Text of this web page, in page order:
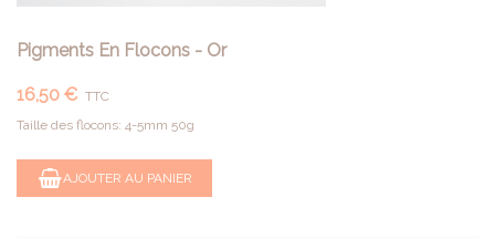
Pigments En Flocons - Or
16,50 € TTC
Taille des flocons: 4-5mm 50g
AJOUTER AU PANIER